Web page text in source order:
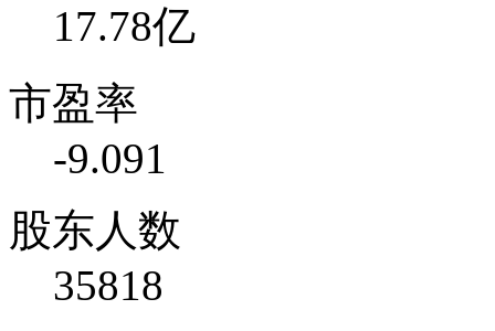
17.78亿
市盈率
-9.091
股东人数
35818